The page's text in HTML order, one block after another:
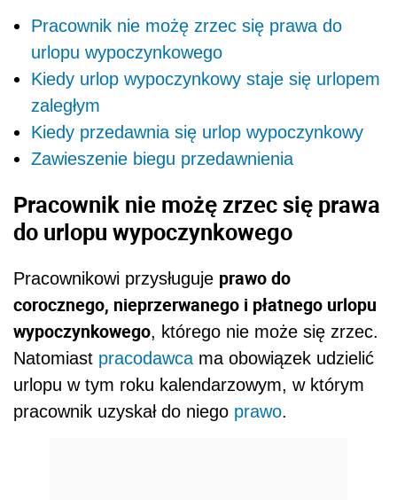
Pracownik nie możę zrzec się prawa do
urlopu wypoczynkowego
Kiedy urlop wypoczynkowy staje się urlopem
zaległym
Kiedy przedawnia się urlop wypoczynkowy
Zawieszenie biegu przedawnienia
Pracownik nie możę zrzec się prawa
do urlopu wypoczynkowego
Pracownikowi przysługuje prawo do
corocznego, nieprzerwanego i płatnego urlopu
wypoczynkowego, którego nie może się zrzec.
Natomiast pracodawca ma obowiązek udzielić
urlopu w tym roku kalendarzowym, w którym
pracownik uzyskał do niego prawo.